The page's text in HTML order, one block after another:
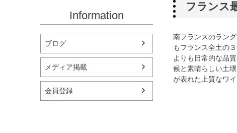
Information
ブログ
メディア掲載
会員登録
フランス
南フランスのラン
もフランス全土の
よりも日常的な品
候と素晴らしい土
が表れた上質なワ